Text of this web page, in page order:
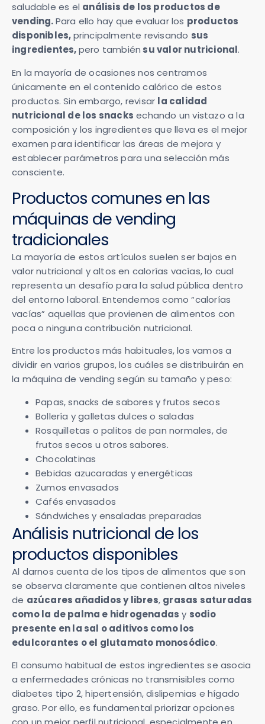
saludable es el análisis de los productos de
vending.Para ello hay que evaluar los productos
disponibles,principalmente revisando sus
ingredientes,pero también su valor nutricional.
En la mayoría de ocasiones nos centramos
únicamente en el contenido calórico de estos
productos. Sin embargo, revisar la calidad
nutricional de los snacks echando un vistazo a la
composición y los ingredientes que lleva es el mejor
examen para identificar las áreas de mejora y
establecer parámetros para una selección más
consciente.
Productos comunes en las
máquinas de vending
tradicionales
La mayoría de estos artículos suelen ser bajos en
valor nutricional y altos en calorías vacías, lo cual
representa un desafío para la salud pública dentro
del entorno laboral. Entendemos como “calorías
vacías” aquellas que provienen de alimentos con
poca o ninguna contribución nutricional.
Entre los productos más habituales, los vamos a
dividir en varios grupos, los cuáles se distribuirán en
la máquina de vending según su tamaño y peso:
Papas, snacks de sabores y frutos secos
Bollería y galletas dulces o saladas
Rosquilletas o palitos de pan normales, de
frutos secos u otros sabores.
Chocolatinas
Bebidas azucaradas y energéticas
Zumos envasados
Cafés envasados
Sándwiches y ensaladas preparadas
Análisis nutricional de los
productos disponibles
Al darnos cuenta de los tipos de alimentos que son
se observa claramente que contienen altos niveles
de azúcares añadidos y libres, grasas saturadas
como la de palma e hidrogenadas y sodio
presente en la sal o aditivos como los
edulcorantes o el glutamato monosódico.
El consumo habitual de estos ingredientes se asocia
a enfermedades crónicas no transmisibles como
diabetes tipo 2, hipertensión, dislipemias e hígado
graso. Por ello, es fundamental priorizar opciones